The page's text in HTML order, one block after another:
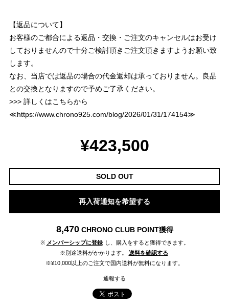
【返品について】
お客様のご都合による返品・交換・ご注文のキャンセルはお受け
しておりませんので十分ご検討頂きご注文頂きますようお願い致
します。
なお、当店では返品の場合の代金返却は承っておりません。良品
との交換となりますので予めご了承ください。
>>> 詳しくはこちらから
≪https://www.chrono925.com/blog/2026/01/31/174154≫
¥423,500
SOLD OUT
再入荷通知を希望する
8,470 CHRONO CLUB POINT獲得
※ メンバーシップに登録 し、購入をすると獲得できます。
※別途送料がかかります。
送料を確認する
※¥10,000以上のご注文で国内送料が無料になります。
通報する